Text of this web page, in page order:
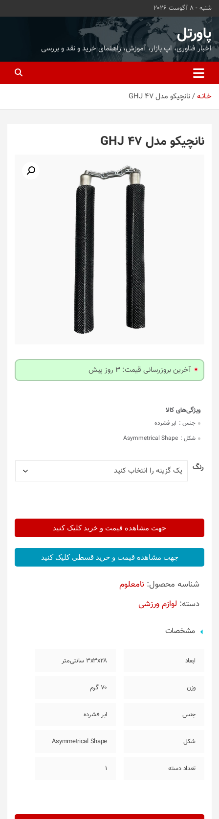
محتوا
بروید
شنبه - 8 آگوست 2026
پاورتل
اخبار فناوری، اپ بازار، آموزش، راهنمای خرید و نقد و بررسی
خـانـه نانچیکو مدل GHJ 47
نانچیکو مدل GHJ 47
آخرین بروزرسانی قیمت: 3 روز پیش
جنس : ابر فشرده
شکل : Asymmetrical Shape
رنگ
جهت مشاهده قیمت و خرید کلیک کنید
جهت مشاهده قیمت و خرید قسطی کلیک کنید
شناسه محصول: نامعلوم
دسته: لوازم ورزشی
مشخصات
ابعاد 3x3x28 سانتی‌متر
وزن 70 گرم
جنس ابر فشرده
شکل Asymmetrical Shape
تعداد دسته 1